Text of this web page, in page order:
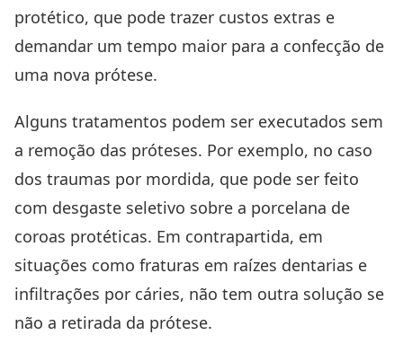
protético, que pode trazer custos extras e
demandar um tempo maior para a confecção de
uma nova prótese.
Alguns tratamentos podem ser executados sem
a remoção das próteses. Por exemplo, no caso
dos traumas por mordida, que pode ser feito
com desgaste seletivo sobre a porcelana de
coroas protéticas. Em contrapartida, em
situações como fraturas em raízes dentarias e
infiltrações por cáries, não tem outra solução se
não a retirada da prótese.